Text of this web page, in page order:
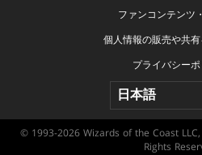
ファンコンテンツ
個人情報の販売や共
プライバシー
© 1993-2026 Wizards of the Coast
Rights